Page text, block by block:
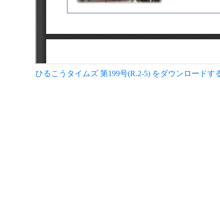
ひるこうタイムズ 第199号(R.2-5) をダウンロードす